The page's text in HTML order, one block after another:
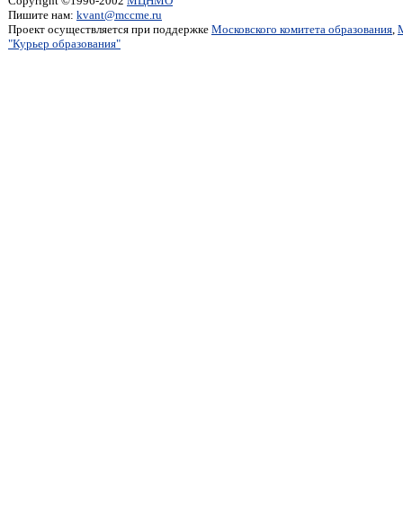
Пишите нам: kvant@mccme.ru
Проект осуществляется при поддержке Московского комитета образования,
"Курьер образования"